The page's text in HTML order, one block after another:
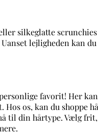
silkeglatte
lejligheden kan
favorit! Her
os, kan du
til din hårtype. Vælg